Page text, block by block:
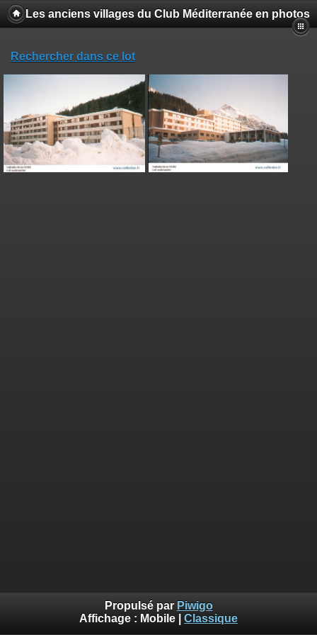
Les anciens villages du Club Méditerranée en photos
Rechercher dans ce lot
Propulsé par Piwigo
Affichage : Mobile Classique